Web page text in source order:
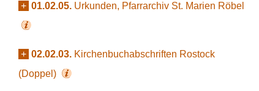
+ 01.02.05. Urkunden, Pfarrarchiv St. Marien Röbel
+ 02.02.03. Kirchenbuchabschriften Rostock
(Doppel)